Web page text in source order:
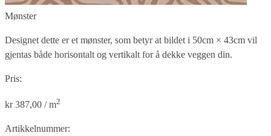
Mønster
Designet dette er et mønster, som betyr at bildet i 50cm × 43cm vil
gjentas både horisontalt og vertikalt for å dekke veggen din.
Pris:
kr 387,00 / m2
Artikkelnummer: